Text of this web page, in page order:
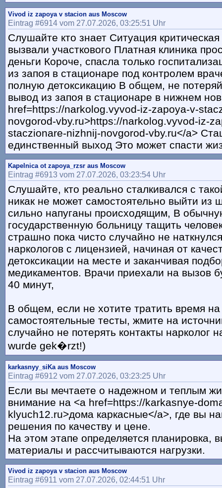
Vivod iz zapoya v stacion aus Moscow
Eintrag #6914 vom 27.07.2026, 03:25:51 Uhr
Слушайте кто знает Ситуация
вызвали участкового Платная клиника
деньги Короче, спасла только
из запоя в стационаре под контролем
полную детоксикацию В общем, не
вывод из запоя в стационаре в нижнем
href=https://narkolog.vyvod-iz-zapoya-v-
novgorod-vby.ru>https://narkolog.vyvod-iz-
staczionare-nizhnij-novgorod-vby.ru</a>
единственный выход Это может спасти
Kapelnica ot zapoya_rzsr aus Moscow
Eintrag #6913 vom 27.07.2026, 03:23:54 Uhr
Слушайте, кто реально сталкивался с
никак не может самостоятельно выйти из
сильно напуганы происходящим, В
государственную больницу тащить
страшно пока чисто случайно не
наркологов с лицензией, начиная от
детоксикации на месте и заканчивая
медикаментов. Врачи приехали на вызов
40 минут,
В общем, если не хотите тратить время на
самостоятельные тесты, жмите на
случайно не потерять контакты нарколог
wurde gek�rzt!)
karkasnyy_siKa aus Moscow
Eintrag #6912 vom 27.07.2026, 03:23:25 Uhr
Если вы мечтаете о надежном и теплым
внимание на <a href=https://karkasnye-
klyuch12.ru>дома каркасные</a>, где вы
решения по качеству и цене.
На этом этапе определяется планировка,
материалы и рассчитываются нагрузки.
Vivod iz zapoya v stacion aus Moscow
Eintrag #6911 vom 27.07.2026, 02:44:51 Uhr